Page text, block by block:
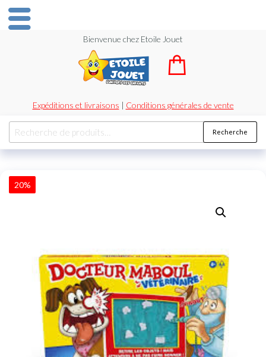
Bienvenue chez Etoile Jouet
Expéditions et livraisons | Conditions générales de vente
Recherche
20%